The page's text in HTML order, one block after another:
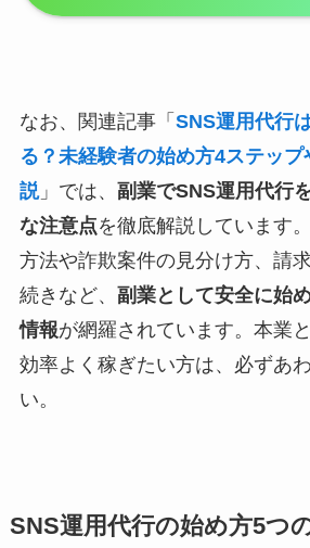
なお、関連記事「 SNS運用代行
る？未経験者の始め方4ステッ
説」では、 副業でSNS運用代行
な注意点を徹底解説しています
方法や詐欺案件の見分け方、請
続きなど、 副業として安全に始
情報が網羅されています。本業
効率よく稼ぎたい方は、必ずあ
い。
SNS運用代行の始め方5つ